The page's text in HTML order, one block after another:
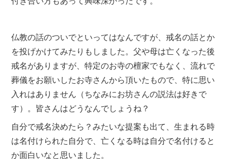
仏教の話のついでといってはなんですが、戒名の話とか
を投げかけてみたりもしました。父や母は亡くなった後
戒名がありますが、特定のお寺の檀家でもなく、流れで
葬儀をお願いしたお寺さんから頂いたもので、特に思い
入れはありません（ちなみにお坊さんの説法は好きで
す）。皆さんはどうなんでしょうね？
自分で戒名決めたら？みたいな提案も出て、生まれる時
は名付けられた自分で、亡くなる時は自分で名付けると
か面白いなと思いました。